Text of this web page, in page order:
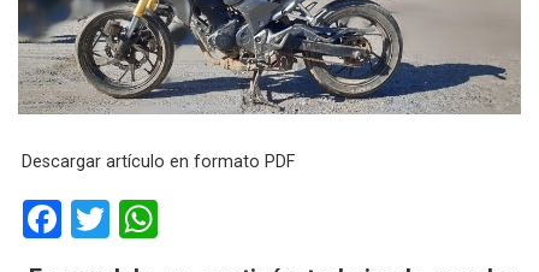
Descargar artículo en formato PDF
F
T
wi